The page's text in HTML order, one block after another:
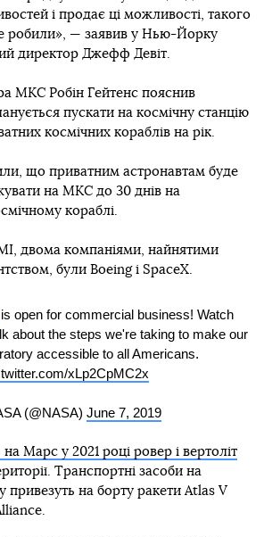
і продає ці можливості, такого
робили», — заявив у Нью-Йорку
директор Джефф Девіт.
МКС Робін Гейтенс пояснив
пускати на космічну станцію
космічних кораблів на рік.
що приватним астронавтам буде
на МКС до 30 днів на
кораблі.
двома компаніями, найнятими
були Boeing і SpaceX.
open for commercial business! Watch
about the steps we're taking to make our
accessible to all Americans.
xLp2CpMC2x
(@NASA) June 7, 2019
на Марс у 2021 році ровер і вертоліт
Транспортні засоби на
привезуть на борту ракети Atlas V